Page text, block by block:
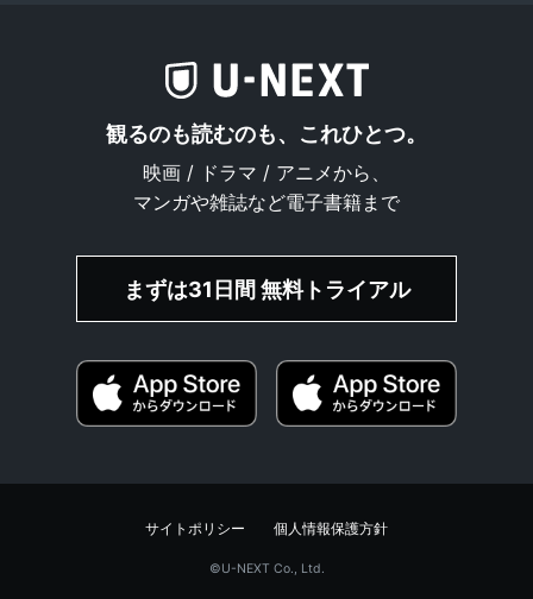
観るのも読むのも、これひとつ。
映画 / ドラマ / アニメから、
マンガや雑誌など電子書籍まで
まずは31日間 無料トライアル
サイトポリシー 個人情報保護方針
©︎U-NEXT Co., Ltd.